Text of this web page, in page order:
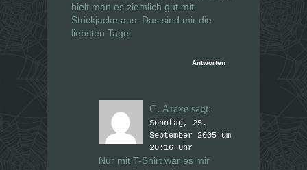
hielt man es ziemlich gut mit
Strickjacke aus. Das sind mir die
liebsten Tage.
Antworten
C. Araxe sagt:
Sonntag, 25.
September 2005 um
20:16 Uhr
Nur mit T-Shirt war es mir